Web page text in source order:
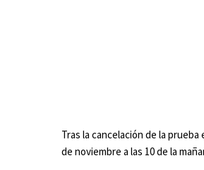
Tras la cancelación de la
de noviembre a las 10 de la